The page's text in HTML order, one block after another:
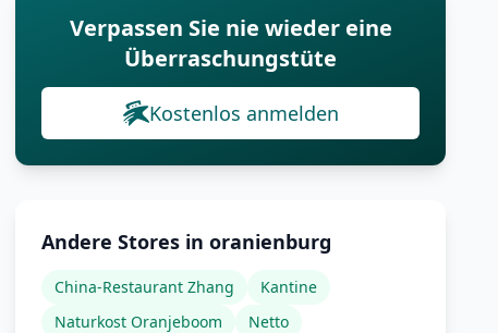
Verpassen Sie nie wieder eine
Überraschungstüte
Kostenlos anmelden
Andere Stores in oranienburg
China-Restaurant Zhang
Kantine
Naturkost Oranjeboom
Netto